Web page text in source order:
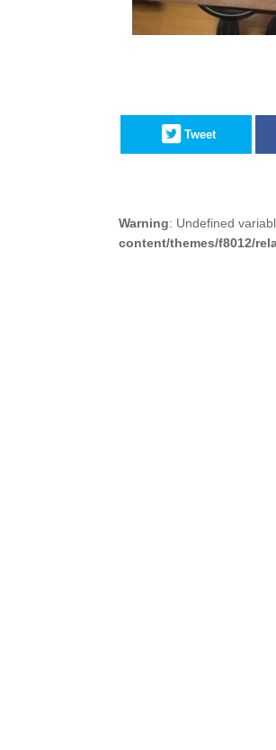
Tweet
Warning: Undefined
content/themes/f8012/